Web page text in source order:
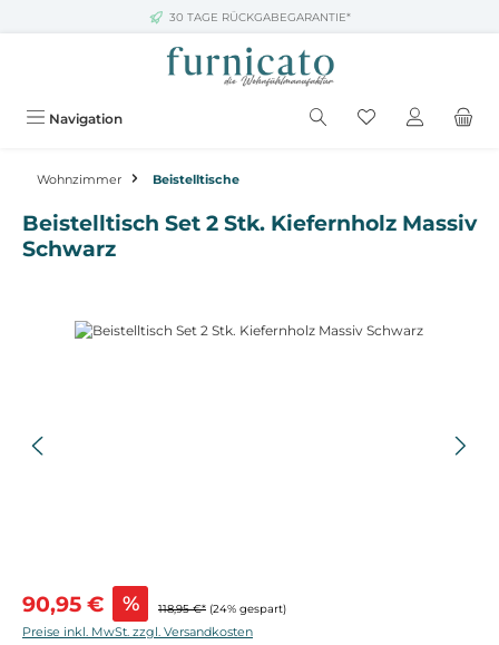
Zum Hauptinhalt springen30 TAGE RÜCKGABEGARANTIE*
Navigation
Wohnzimmer Beistelltische
Beistelltisch Set 2 Stk. Kiefernholz Massiv
Schwarz
Bildergalerie überspringen
Verkaufspreis:
90,95 € % 118,95 €* (24% gespart)
Preise inkl. MwSt. zzgl. Versandkosten